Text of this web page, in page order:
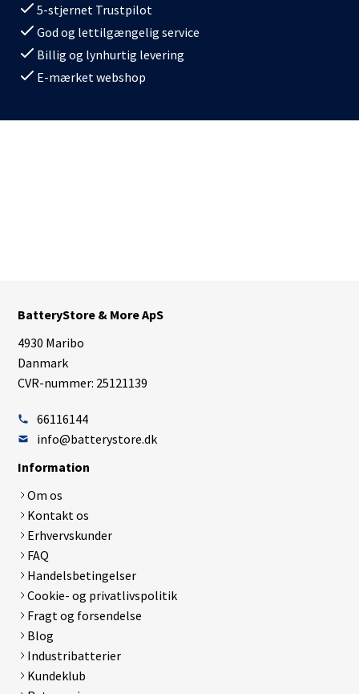
5-stjernet Trustpilot
God og lettilgængelig service
Billig og lynhurtig levering
E-mærket webshop
BatteryStore & More ApS
4930 Maribo
Danmark
CVR-nummer: 25121139
66116144
info@batterystore.dk
Information
Om os
Kontakt os
Erhvervskunder
FAQ
Handelsbetingelser
Cookie- og privatlivspolitik
Fragt og forsendelse
Blog
Industribatterier
Kundeklub